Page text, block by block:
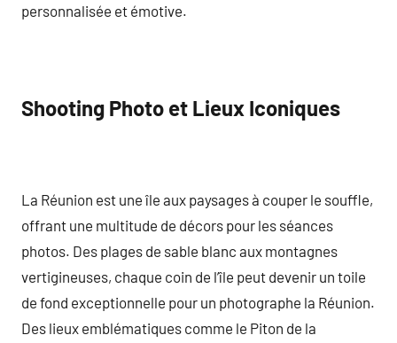
personnalisée et émotive.
Shooting Photo et Lieux Iconiques
La Réunion est une île aux paysages à couper le souffle,
offrant une multitude de décors pour les séances
photos. Des plages de sable blanc aux montagnes
vertigineuses, chaque coin de l’île peut devenir un toile
de fond exceptionnelle pour un photographe la Réunion.
Des lieux emblématiques comme le Piton de la